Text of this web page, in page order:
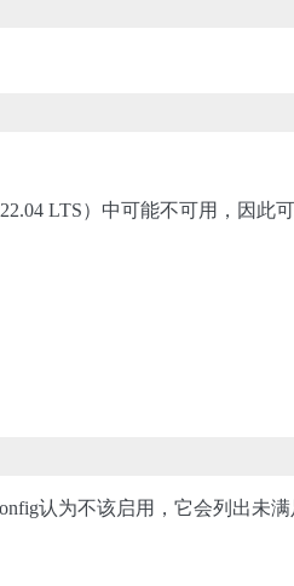
LTS）中可能不可用，因此
认为不该启用，它会列出未满